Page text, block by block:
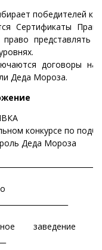
победителей
Сертификаты
представлять
договоры на
Деда Мороза.
конкурсе по
Деда Мороза
заведение